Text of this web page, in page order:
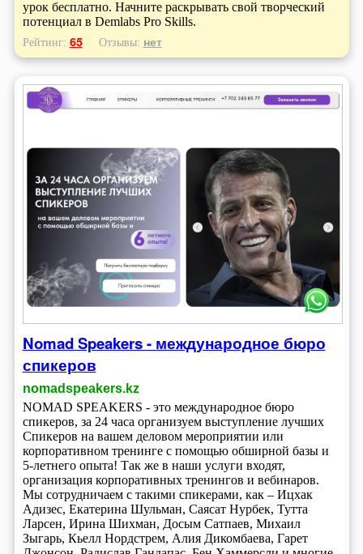
урок бесплатно. Начните раскрывать свой творческий
потенциал в Demlabs Pro Skills.
Рейтинг: 65 Отзывы: нет
Nomad Speakers - международное бюро
спикеров
nomadspeakers.kz
NOMAD SPEAKERS - это международное бюро
спикеров, за 24 часа организуем выступление лучших
Спикеров на вашем деловом мероприятии или
корпоративном тренинге с помощью обширной базы и
5-летнего опыта! Так же в наши услуги входят,
организация корпоративных тренингов и вебинаров.
Мы сотрудничаем с такими спикерами, как – Ицхак
Адизес, Екатерина Шульман, Саясат Нурбек, Тутта
Ларсен, Ирина Шихман, Досым Сатпаев, Михаил
Зыгарь, Кьелл Нордстрем, Алия Дикомбаева, Гарет